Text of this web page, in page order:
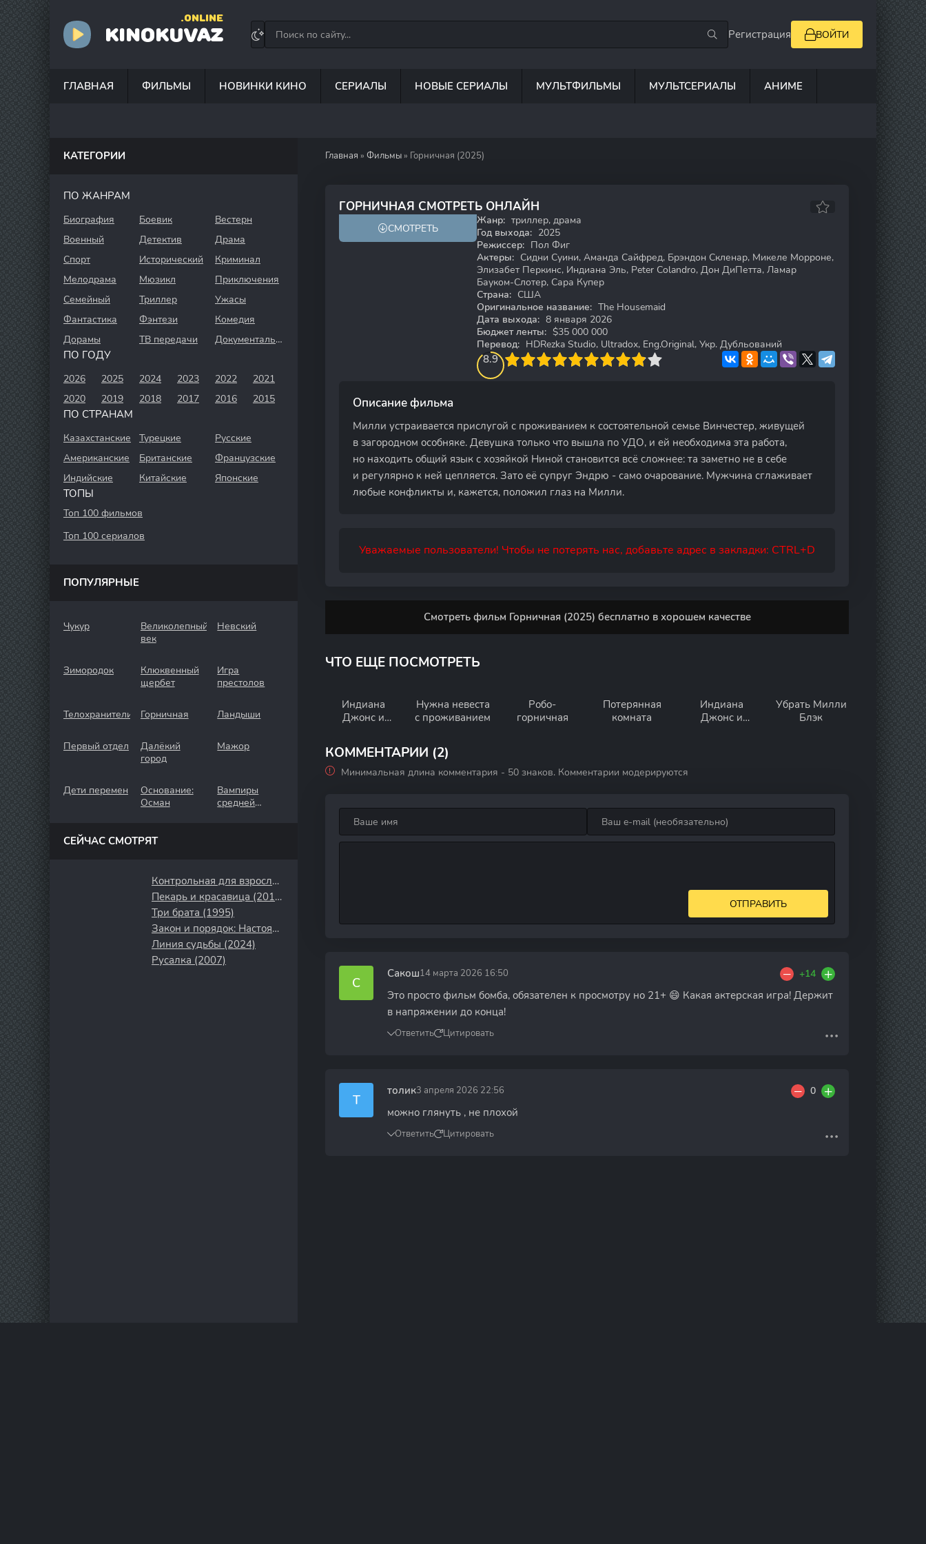
KINOKUVAZ
.ONLINE
Регистрация ВОЙТИ
ГЛАВНАЯ ФИЛЬМЫ НОВИНКИ КИНО СЕРИАЛЫ НОВЫЕ СЕРИАЛЫ МУЛЬТФИЛЬМЫ МУЛЬТСЕРИАЛЫ АНИМЕ
Главная » Фильмы » Горничная (2025)
ГОРНИЧНАЯ СМОТРЕТЬ ОНЛАЙН
7.3 70
СМОТРЕТЬ
Жанр: триллер, драма
Год выхода: 2025
Режиссер: Пол Фиг
Актеры: Сидни Суини, Аманда Сайфред, Брэндон Скленар, Микеле Морроне,
Элизабет Перкинс, Индиана Эль, Peter Colandro, Дон ДиПетта, Ламар
Бауком-Слотер, Сара Купер
Страна: США
Оригинальное название: The Housemaid
Дата выхода: 8 января 2026
Бюджет ленты: $35 000 000
Перевод: HDRezka Studio, Ultradox, Eng.Original, Укр. Дубльований
8.9
4 5 6 7 8 9 10
Описание фильма
Милли устраивается прислугой с проживанием к состоятельной семье Винчестер, живущей
в загородном особняке. Девушка только что вышла по УДО, и ей необходима эта работа,
но находить общий язык с хозяйкой Ниной становится всё сложнее: та заметно не в себе
и регулярно к ней цепляется. Зато её супруг Эндрю - само очарование. Мужчина сглаживает
любые конфликты и, кажется, положил глаз на Милли.
Уважаемые пользователи! Чтобы не потерять нас, добавьте адрес в закладки: CTRL+D
Смотреть фильм Горничная (2025) бесплатно в хорошем качестве
ЧТО ЕЩЕ ПОСМОТРЕТЬ
Индиана
Джонс и
Нужна невеста
с проживанием
Робо-
горничная
Потерянная
комната
Индиана
Джонс и
Убрать Милли
Блэк
КОММЕНТАРИИ (2)
Минимальная длина комментария - 50 знаков. Комментарии модерируются
ОТПРАВИТЬ
С
Сакош14 марта 2026 16:50 +14
Это просто фильм бомба, обязателен к просмотру но 21+ 😄 Какая актерская игра! Держит
в напряжении до конца!
Ответить Цитировать
Т
толик3 апреля 2026 22:56 0
можно глянуть , не плохой
Ответить Цитировать
КАТЕГОРИИ
ПО ЖАНРАМ
Биография Боевик
Вестерн
Военный
Детектив
Драма
Спорт
Исторический
Криминал
Мелодрама
Мюзикл
Приключения
Семейный
Триллер
Ужасы
Фантастика
Фэнтези
Комедия
Дорамы
ТВ передачи Документальный
ПО ГОДУ
2026 2025 2024 2023 2022
2021
2020
2019 2018 2017 2016 2015
ПО СТРАНАМ
Казахстанские Турецкие
Русские
Американские
Британские
Французские
Индийские
Китайские Японские
ТОПЫ
Топ 100 фильмов
Топ 100 сериалов
ПОПУЛЯРНЫЕ
Чукур
Великолепный
век
Невский
Зимородок
Клюквенный
щербет
Игра
престолов
Телохранители Горничная Ландыши
Первый отдел
Далёкий
город
Мажор
Дети перемен
Основание:
Осман
Вампиры
средней
СЕЙЧАС СМОТРЯТ
Контрольная для взрослых (2024)
Пекарь и красавица (2018)
Три брата (1995)
Закон и порядок: Настоящее преступление (2017)
Линия судьбы (2024)
Русалка (2007)